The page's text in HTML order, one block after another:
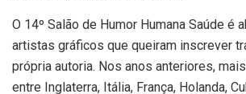
O 14º Salão de Humor Humana Saúde é
artistas gráficos que queiram inscrever
própria autoria. Nos anos anteriores,
entre Inglaterra, Itália, França, Holanda,